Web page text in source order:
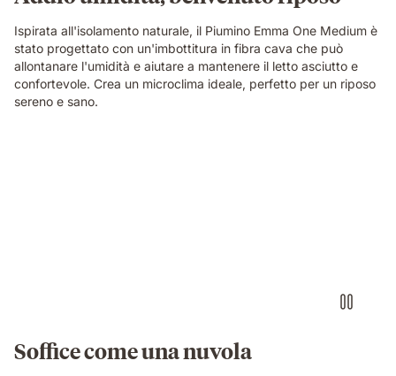
Ispirata all'isolamento naturale, il Piumino Emma One Medium è
stato progettato con un'imbottitura in fibra cava che può
allontanare l'umidità e aiutare a mantenere il letto asciutto e
confortevole. Crea un microclima ideale, perfetto per un riposo
sereno e sano.
Soffice come una nuvola